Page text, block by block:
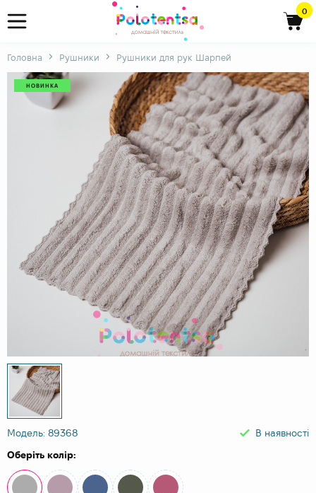
0
Головна Рушники Рушники для рук Шарпей
НОВИНКА
Модель: 89368
В наявності
Оберіть колір: